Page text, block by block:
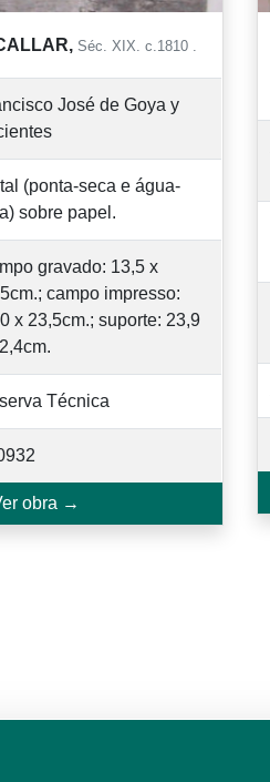
Séc. XIX. c.1810 .
José de Goya y
(ponta-seca e água-
sobre papel.
gravado: 13,5 x
campo impresso:
x 23,5cm.; suporte: 23,9
Técnica
obra →